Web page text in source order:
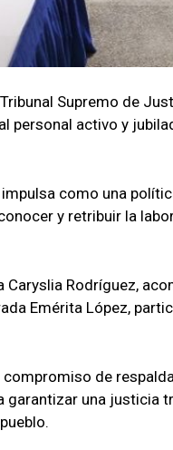
Supremo de
personal activo y
como una
y retribuir la
Rodríguez,
Emérita López,
de
una justicia